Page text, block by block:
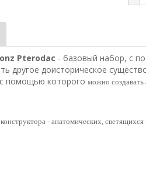
Pterodac - базовый набор, с
другое доисторическое
помощью которого можно создавать
- анатомических,